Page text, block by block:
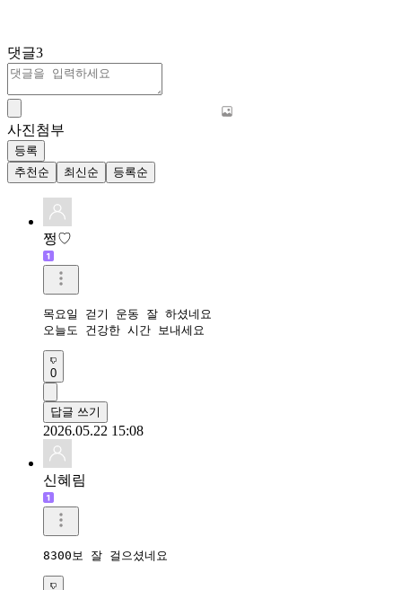
댓글3
사진첨부
등록
추천순
최신순 등록순
쩡♡
목요일 걷기 운동 잘 하셨네요
오늘도 건강한 시간 보내세요
0
답글 쓰기
2026.05.22 15:08
신혜림
8300보 잘 걸으셨네요